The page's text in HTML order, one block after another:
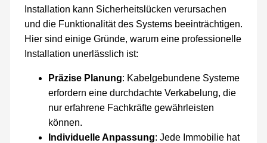
Installation kann Sicherheitslücken verursachen
und die Funktionalität des Systems beeinträchtigen.
Hier sind einige Gründe, warum eine professionelle
Installation unerlässlich ist:
Präzise Planung: Kabelgebundene Systeme
erfordern eine durchdachte Verkabelung, die
nur erfahrene Fachkräfte gewährleisten
können.
Individuelle Anpassung: Jede Immobilie hat